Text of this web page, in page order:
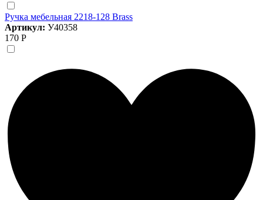
Ручка мебельная 2218-128 Brass
Артикул: У40358
170 Р